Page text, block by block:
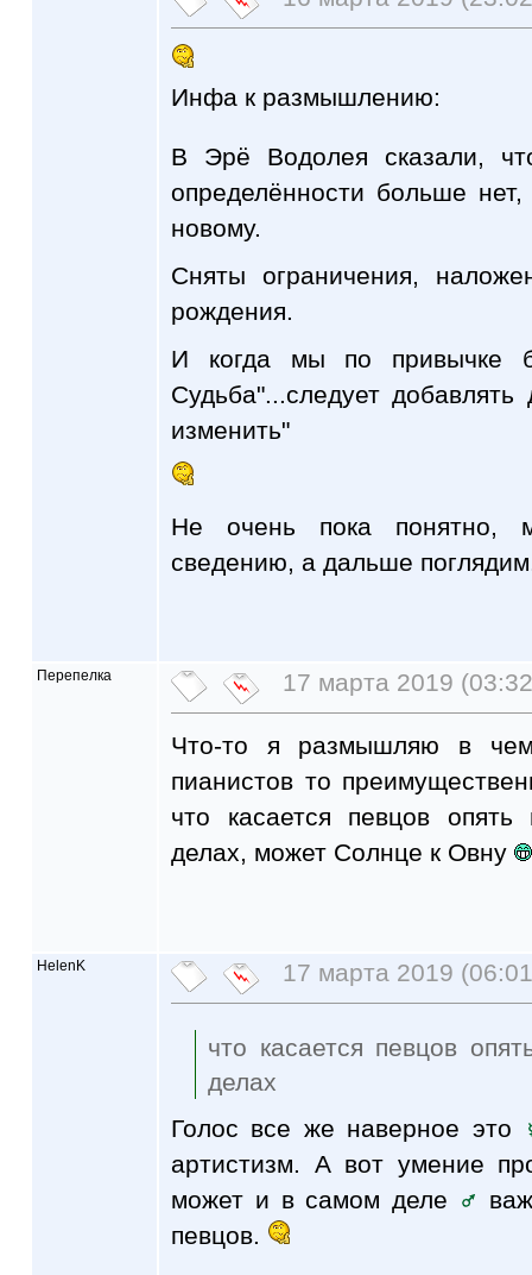
Инфа к размышлению:
В Эрё Водолея сказали,
определённости больше
новому.
Сняты ограничения,
рождения.
И когда мы по привычке
Судьба"...следует
изменить"
Не очень пока понятно,
сведению, а дальше
Перепелка 17 марта 2019
Что-то я размышляю в
пианистов то
что касается певцов
делах, может Солнце к Овну
HelenK 17 марта 2019
что касается певцов
делах
Голос все же наверное это
артистизм. А вот умение
может и в самом деле
певцов.